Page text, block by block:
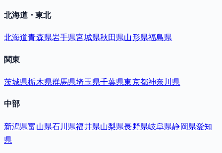
北海道・東北
北海道青森県岩手県宮城県秋田県山形県福島県
関東
茨城県栃木県群馬県埼玉県千葉県東京都神奈川県
中部
新潟県富山県石川県福井県山梨県長野県岐阜県静岡県愛知
県